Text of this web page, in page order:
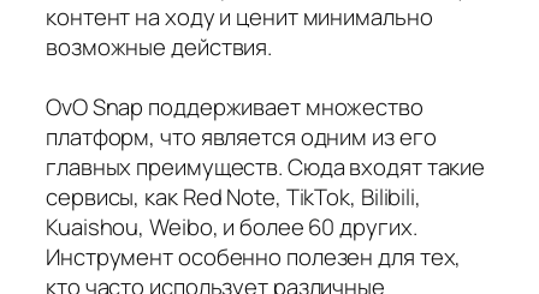
контент на ходу и ценит минимально
возможные действия.
OvO Snap поддерживает множество
платформ, что является одним из его
главных преимуществ. Сюда входят такие
сервисы, как Red Note, TikTok, Bilibili,
Kuaishou, Weibo, и более 60 других.
Инструмент особенно полезен для тех,
кто часто использует различные